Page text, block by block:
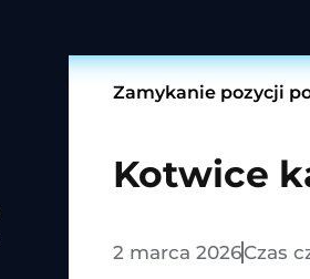
Zamykanie pozycji
Kotwice
2 marca 2026Czas